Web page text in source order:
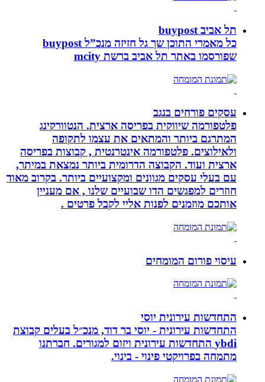
תל אביב buypost
כל מאמרי התוכן שך גל חזיזה מנכ”ל buypost
שפורסמו באתר תל אביב ברשת mcity
עסקים פורחים בנגב
פלטפורמה שיווקית בפריסה ארצית. הנטוורקינג
המתרגם ביותר והמתאים את עצמו לתקופה
ולאילוצים. פלטפורמה אינטרנטית , קבוצות בפריסה
ארצית ועוד. הקבוצה הדרומית ביותר נמצאת במיתר,
עם בעלי עסקים מגוונים ומקצועיים ביותר. בקרוב מאוד
חוזרים למפגשים הדו שבועיים שלנו , אם מעניין
אותכם מוזמנים לפנות אליי לקבל פרטים .
עיסוי פורום המומחים
התחדשות עירונית יוסי
התחדשות עירונית - יוסי בר דוד, מנכ״ל בעלים קבוצת
ybdi התחדשות עירונית ויזום למגורים. חברתנו
מתמחה בפרויקטי פינוי - בינוי.